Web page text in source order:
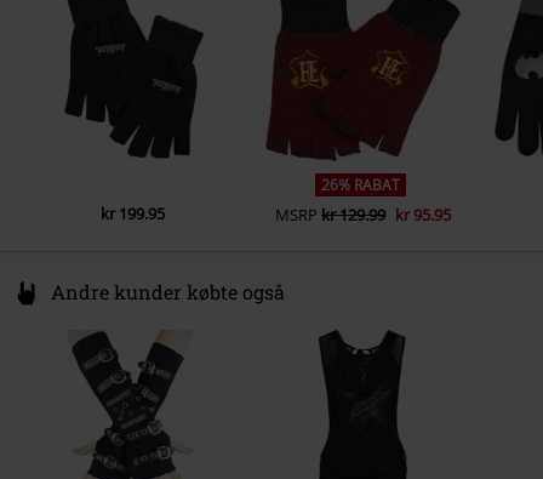
kr 199.95
26% RABAT
MSRP kr 129.99 kr 95.95
Andre kunder købte også